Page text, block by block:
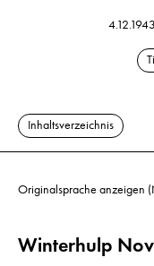
Inhaltsverzeichnis
Originalsprache anzeigen
Winterhulp